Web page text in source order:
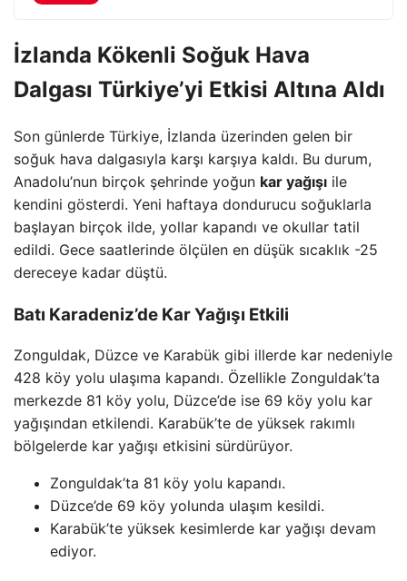
İzlanda Kökenli Soğuk Hava
Dalgası Türkiye’yi Etkisi Altına Aldı
Son günlerde Türkiye, İzlanda üzerinden gelen bir
soğuk hava dalgasıyla karşı karşıya kaldı. Bu durum,
Anadolu’nun birçok şehrinde yoğun kar yağışı ile
kendini gösterdi. Yeni haftaya dondurucu soğuklarla
başlayan birçok ilde, yollar kapandı ve okullar tatil
edildi. Gece saatlerinde ölçülen en düşük sıcaklık -25
dereceye kadar düştü.
Batı Karadeniz’de Kar Yağışı Etkili
Zonguldak, Düzce ve Karabük gibi illerde kar nedeniyle
428 köy yolu ulaşıma kapandı. Özellikle Zonguldak’ta
merkezde 81 köy yolu, Düzce’de ise 69 köy yolu kar
yağışından etkilendi. Karabük’te de yüksek rakımlı
bölgelerde kar yağışı etkisini sürdürüyor.
Zonguldak’ta 81 köy yolu kapandı.
Düzce’de 69 köy yolunda ulaşım kesildi.
Karabük’te yüksek kesimlerde kar yağışı devam
ediyor.